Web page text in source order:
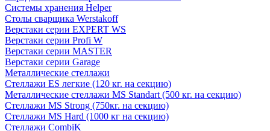
Системы хранения Helper
Столы сварщика Werstakoff
Верстаки серии EXPERT WS
Верстаки серии Profi W
Верстаки серии MASTER
Верстаки серии Garage
Металлические стеллажи
Стеллажи ES легкие (120 кг. на секцию)
Металлические стеллажи MS Standart (500 кг. на секцию)
Стеллажи MS Strong (750кг. на секцию)
Стеллажи MS Hard (1000 кг на секцию)
Стеллажи CombiK